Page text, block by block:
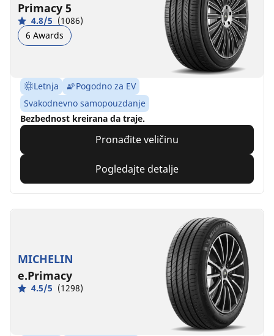
Primacy 5
4.8/5 (1086)
6 Awards
Letnja
Pogodno za EV
Svakodnevno samopouzdanje
Bezbednost kreirana da traje.
Pronađite veličinu
Pogledajte detalje
MICHELIN
e.Primacy
4.5/5 (1298)